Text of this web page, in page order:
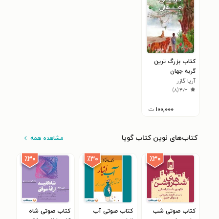
کتاب بزرگ ترین
گربه جهان
آریا گازر
۴٫۳(۸)
۱۰۰,۰۰۰ ت
کتاب‌های نوین کتاب گویا مشاهده همه
٪۳۰
کتاب صوتی شب
٪۳۰
کتاب صوتی آب‌
٪۳۰
کتاب صوتی شاه‌